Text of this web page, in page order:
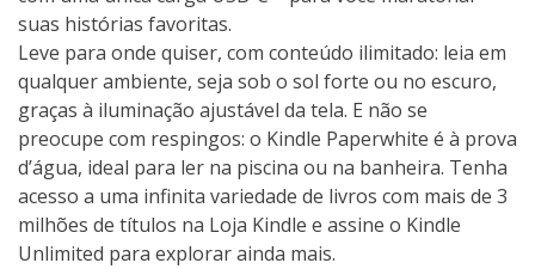
suas histórias favoritas.
Leve para onde quiser, com conteúdo ilimitado: leia em
qualquer ambiente, seja sob o sol forte ou no escuro,
graças à iluminação ajustável da tela. E não se
preocupe com respingos: o Kindle Paperwhite é à prova
d’água, ideal para ler na piscina ou na banheira. Tenha
acesso a uma infinita variedade de livros com mais de 3
milhões de títulos na Loja Kindle e assine o Kindle
Unlimited para explorar ainda mais.